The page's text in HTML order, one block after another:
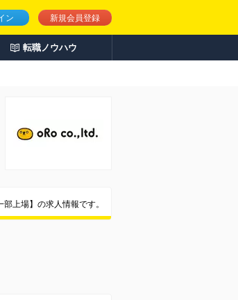
ン 新規会員登録
転職ノウハウ
上場】の求人情報です。